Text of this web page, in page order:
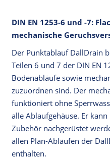
DIN EN 1253-6 und -7:
mechanische
Der Punktablauf DallDrain
Teilen 6 und 7 der DIN EN
Bodenabläufe sowie
zuzuordnen sind. Der
funktioniert ohne
alle Ablaufgehäuse. Er
Zubehör nachgerüstet
allen Plan-Abläufen der
enthalten.